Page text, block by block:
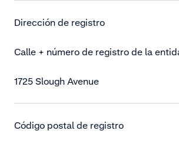
Dirección de registro
Calle + número de registro de la
1725 Slough Avenue
Código postal de registro